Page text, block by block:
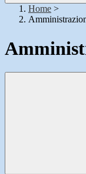
Home >